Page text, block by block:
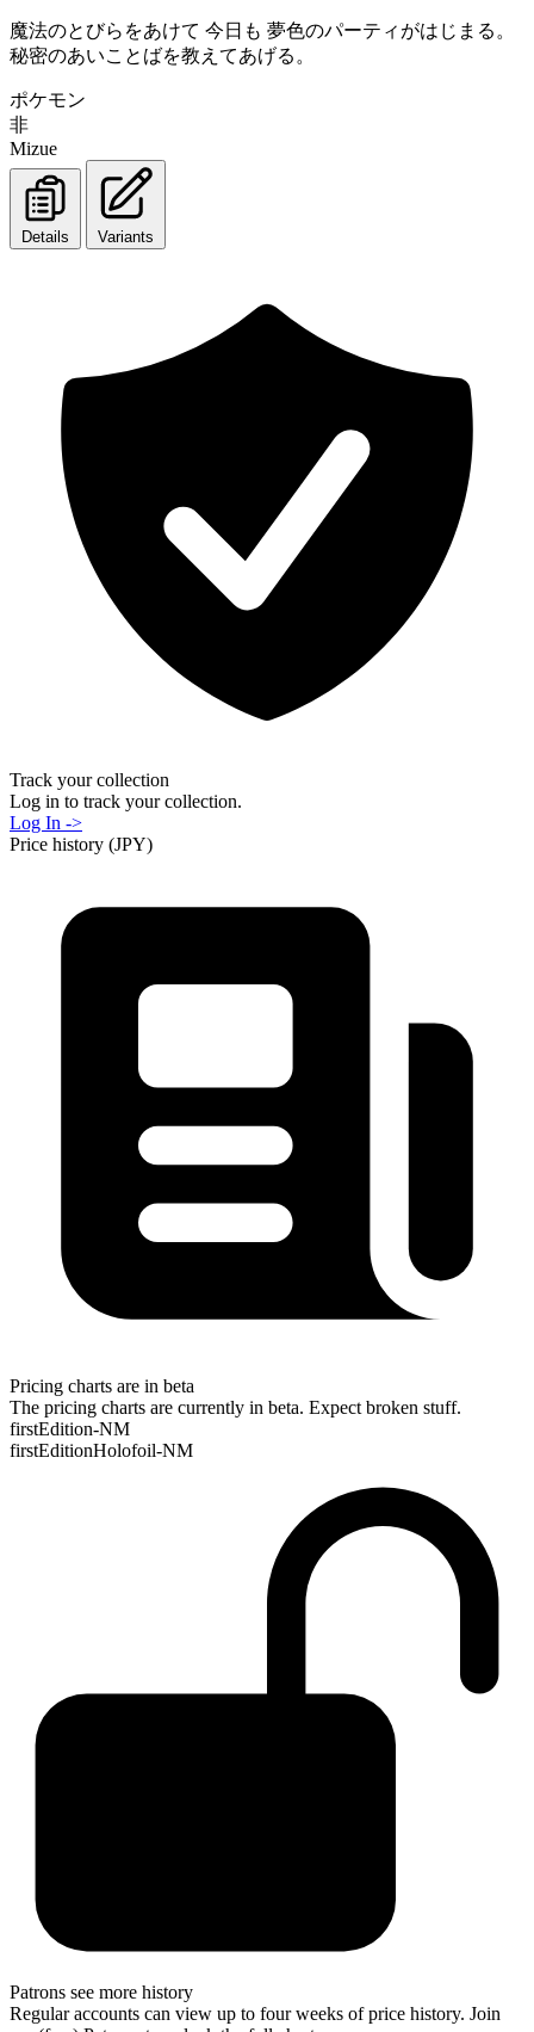
魔法のとびらをあけて 今日も 夢色のパーティがはじまる。
秘密のあいことばを教えてあげる。
ポケモン
非
Mizue
Details Variants
Track your collection
Log in to track your collection.
Log In ->
Price history (JPY)
Pricing charts are in beta
The pricing charts are currently in beta. Expect broken stuff.
firstEdition-NM
firstEditionHolofoil-NM
Patrons see more history
Regular accounts can view up to four weeks of price history. Join